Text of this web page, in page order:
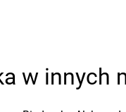
w innych